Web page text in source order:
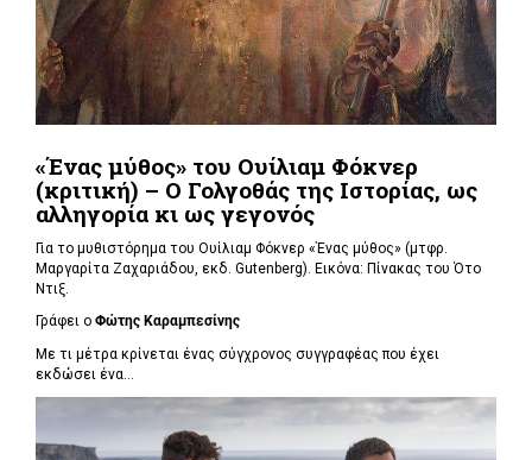
«Ένας μύθος» του Ουίλιαμ Φόκνερ
(κριτική) – Ο Γολγοθάς της Ιστορίας, ως
αλληγορία κι ως γεγονός
Για το μυθιστόρημα του Ουίλιαμ Φόκνερ «Ένας μύθος» (μτφρ.
Μαργαρίτα Ζαχαριάδου, εκδ. Gutenberg). Εικόνα: Πίνακας του Ότο
Ντιξ.
Γράφει ο Φώτης Καραμπεσίνης
Με τι μέτρα κρίνεται ένας σύγχρονος συγγραφέας που έχει
εκδώσει ένα...